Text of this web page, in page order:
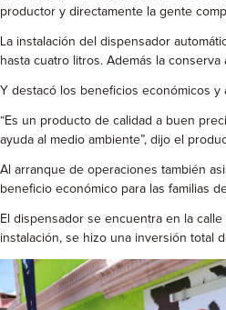
productor y directamente la gente
La instalación del dispensador
hasta cuatro litros. Además la
Y destacó los beneficios económicos
“Es un producto de calidad a buen
ayuda al medio ambiente”, dijo el
Al arranque de operaciones también
beneficio económico para las familias
El dispensador se encuentra en la
instalación, se hizo una inversión total